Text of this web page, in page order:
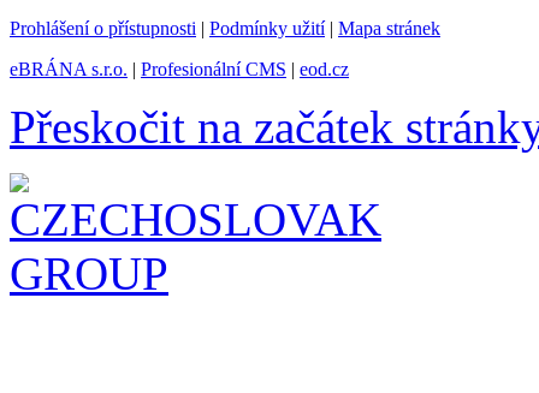
Prohlášení o přístupnosti | Podmínky užití| Mapa stránek
eBRÁNA s.r.o. | Profesionální CMS | eod.cz
Přeskočit na začátek